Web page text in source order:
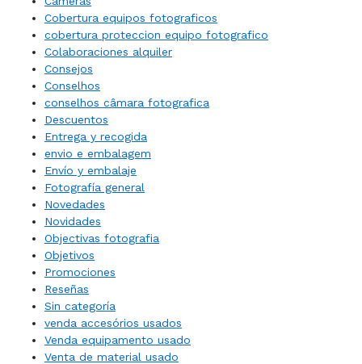
Cobertura equipos fotograficos
cobertura proteccion equipo fotografico
Colaboraciones alquiler
Consejos
Conselhos
conselhos câmara fotografica
Descuentos
Entrega y recogida
envio e embalagem
Envío y embalaje
Fotografía general
Novedades
Novidades
Objectivas fotografia
Objetivos
Promociones
Reseñas
Sin categoría
venda accesórios usados
Venda equipamento usado
Venta de material usado